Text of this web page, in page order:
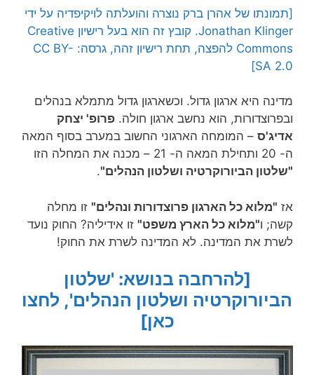
[תמונתו של אהרן ברק נוצרה והועלתה לויקיפדיה על ידי
Jonathan Klinger. קובץ זה הוא בעל רישיון Creative
Commons להפצה, תחת רישיון זהה, גרסה: CC BY-
SA 2.0]
מדינה היא ארגון גדול. וכשארגון גדול מתמלא בנהלים
ובפרוצדורות, הוא נחשב ארגון חולה. פרופ' יצחק
אדיג'ס – המומחה הארגוני החשוב במערב בסוף המאה
ה- 20 ותחילת המאה ה- 21 – מכנה את המחלה הזו
"שלטון הביורוקרטיה ושלטון הנהלים".
אז "מלוא כל הארגון פרוצדורות ונהלים" זו מחלה
קשה; ו"מלוא כל הארץ משפט" זו אידיליה? החוק נועד
לשרת את המדינה. לא המדינה לשרת את החוק!
[להרחבה בנושא: 'שלטון
הביורוקרטיה ושלטון הנהלים', לחצו
כאן]